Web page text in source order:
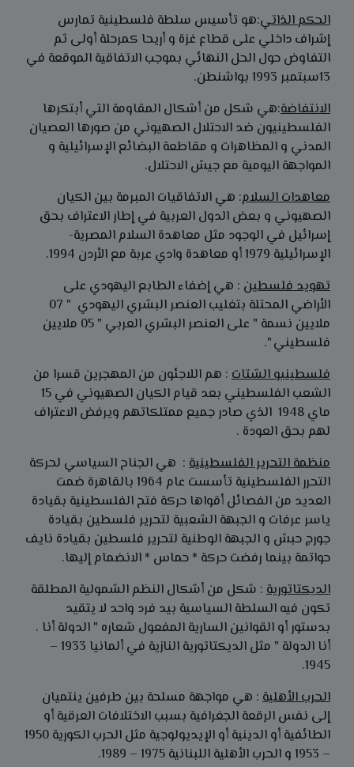
الحكم الذاتي:هو تأسيس سلطة فلسطينية تمارس
إشراف داخلي على قطاع غزة و أريحا كمرحلة أولى ثم
التفاوض حول الحل النهائي بموجب الاتفاقية الموقعة في
13سبتمبر 1993 بواشنطن.
الانتفاضة:هي شكل من أشكال المقاومة التي أبتكرها
الفلسطينيون ضد الاحتلال الصهيوني من صورها العصيان
المدني و المظاهرات و مقاطعة البضائع الإسرائيلية و
المواجهة اليومية مع جيش الاحتلال.
معاهدات السلام: هي الاتفاقيات المبرمة بين الكيان
الصهيوني و بعض الدول العربية في إطار الاعتراف بحق
إسرائيل في الوجود مثل معاهدة السلام المصرية-
الإسرائيلية 1979 أو معاهدة وادي عربة مع الأردن 1994.
تهويد فلسطين : هي إضفاء الطابع اليهودي على
الأراضي المحتلة بتغليب العنصر البشري اليهودي " 07
ملايين نسمة " على العنصر البشري العربي " 05 ملايين
فلسطيني ".
فلسطينيو الشتات : هم اللاجئون من المهجرين قسرا من
الشعب الفلسطيني بعد قيام الكيان الصهيوني في 15
ماي 1948 الذي صادر جميع ممتلكاتهم ويرفض الاعتراف
لهم بحق العودة .
منظمة التحرير الفلسطينية : هي الجناح السياسي لحركة
التحرر الفلسطينية تأسست عام 1964 بالقاهرة ضمت
العديد من الفصائل أقواها حركة فتح الفلسطينية بقيادة
ياسر عرفات و الجبهة الشعبية لتحرير فلسطين بقيادة
جورج حبش و الجبهة الوطنية لتحرير فلسطين بقيادة نايف
حواتمة بينما رفضت حركة * حماس * الانضمام إليها.
الديكتاتورية : شكل من أشكال النظم الشمولية المطلقة
تكون فيه السلطة السياسية بيد فرد واحد لا يتقيد
بدستور أو القوانين السارية المفعول شعاره " الدولة أنا ،
أنا الدولة " مثل الديكتاتورية النازية في ألمانيا 1933 –
1945.
الحرب الأهلية : هي مواجهة مسلحة بين طرفين ينتميان
إلى نفس الرقعة الجغرافية بسبب الاختلافات العرقية أو
الطائفية أو الدينية أو الإيديولوجية مثل الحرب الكورية 1950
– 1953 و الحرب الأهلية اللبنانية 1975 – 1989.